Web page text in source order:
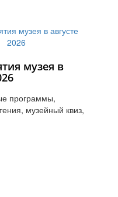
музея в
программы,
музейный квиз,